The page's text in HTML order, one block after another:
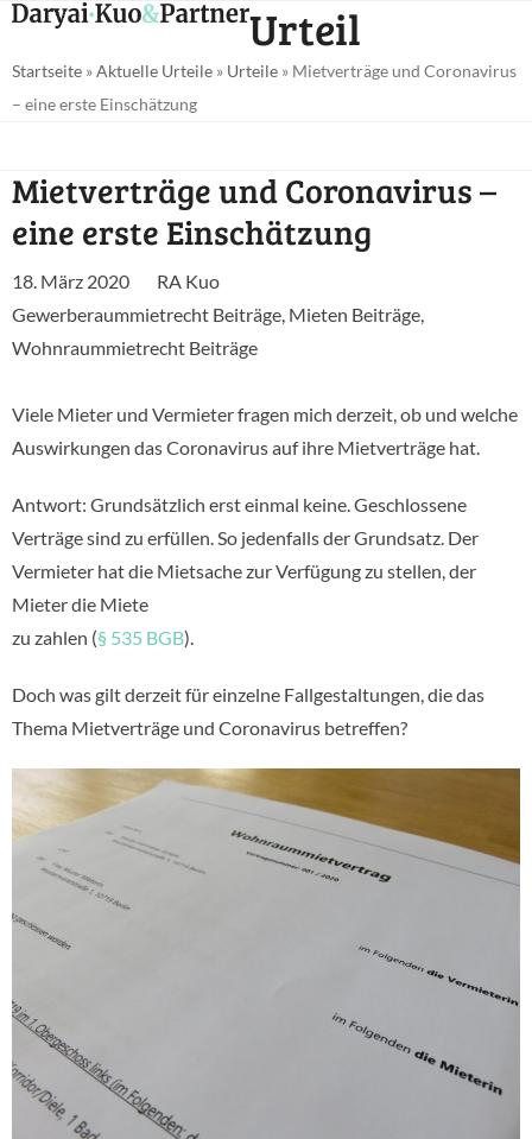
Skip
content
Open
menu
Close
menu
Urteil
Startseite »Aktuelle Urteile » Urteile » Mietverträge und Coronavirus
– eine erste Einschätzung
Mietverträge und Coronavirus –
eine erste Einschätzung
18. März 2020
RA Kuo
Gewerberaummietrecht Beiträge, Mieten Beiträge,
Wohnraummietrecht Beiträge
Viele Mieter und Vermieter fragen mich derzeit, ob und welche
Auswirkungen das Coronavirus auf ihre Mietverträge hat.
Antwort: Grundsätzlich erst einmal keine. Geschlossene
Verträge sind zu erfüllen. So jedenfalls der Grundsatz. Der
Vermieter hat die Mietsache zur Verfügung zu stellen, der
Mieter die Miete
zu zahlen (§ 535 BGB).
Doch was gilt derzeit für einzelne Fallgestaltungen, die das
Thema Mietverträge und Coronavirus betreffen?